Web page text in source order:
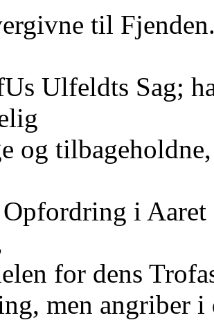
til
Ulfeldts Sag;
og
i
for dens
men angriber